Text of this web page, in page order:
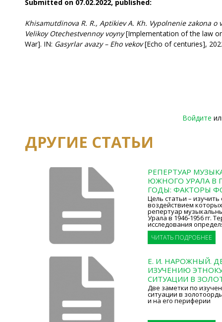
Submitted on 07.02.2022, published:
Khisamutdinova R. R., Aptikiev A. Kh. Vypolnenie zakona
Velikoy Otechestvennoy voyny[Implementation of the law
War]. IN: Gasyrlar avazy – Eho vekov[Echo of centuries],
Войдите
ДРУГИЕ СТАТЬИ
РЕПЕРТУАР
ЮЖНОГО УРАЛА В
ГОДЫ: ФАКТОРЫ
Цель статьи –
воздействием
репертуар
Урала в 1946-1956 гг.
исследования
ЧИТАТЬ ПОДРОБНЕЕ
Е. И. НАРОЖНЫЙ.
ИЗУЧЕНИЮ
СИТУАЦИИ В
Две заметки по
ситуации в
и на его периферии